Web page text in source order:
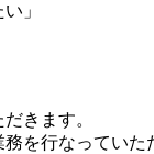
」
きます。
を行なっていた